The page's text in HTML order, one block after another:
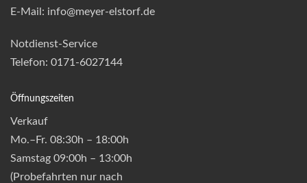
E-Mail: info@meyer-elstorf.de
Notdienst-Service
Telefon: 0171-6027144
Öffnungszeiten
Verkauf
Mo.–Fr. 08:30h – 18:00h
Samstag 09:00h – 13:00h
(Probefahrten nur nach